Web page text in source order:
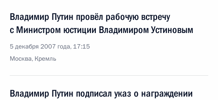
Владимир Путин провёл рабочую встречу
с Министром юстиции Владимиром Устиновым
5 декабря 2007 года, 17:15
Москва, Кремль
Владимир Путин подписал указ о награждении